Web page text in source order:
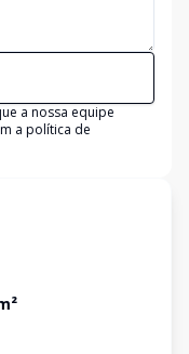
a nossa equipe
a política de